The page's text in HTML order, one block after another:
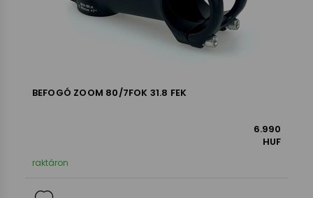
BEFOGÓ ZOOM 80/7FOK 31.8 FEK
6.990
HUF
raktáron